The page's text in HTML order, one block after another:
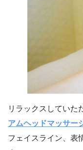
リラックスしていた
アムヘッドマッサー
フェイスライン、表